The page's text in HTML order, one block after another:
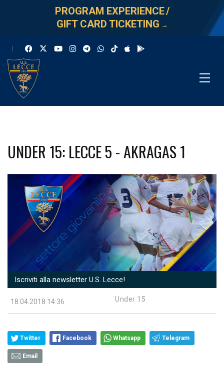
PROGRAM EXPERIENCE/
GIFT CARD TICKETING →
UNDER 15: LECCE 5 - AKRAGAS 1
Iscriviti alla newsletter U.S. Lecce!
18.04.2018 14:36 Under 15
Twitter Facebook Whatsapp Telegram
Email